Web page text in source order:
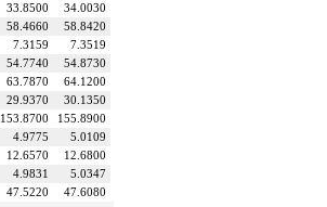
34.0030
33.8500
58.8420
58.4660
7.3519
7.3159
54.8730
54.7740
64.1200
63.7870
30.1350
29.9370
155.8900
153.8700
5.0109
4.9775
12.6800
12.6570
5.0347
4.9831
47.6080
47.5220